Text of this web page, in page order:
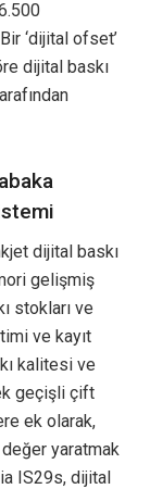
‘dijital ofset’
dijital baskı
dijital baskı
gelişmiş
stokları ve
ve kayıt
kalitesi ve
geçişli çift
ek olarak,
yaratmak
IS29s, dijital